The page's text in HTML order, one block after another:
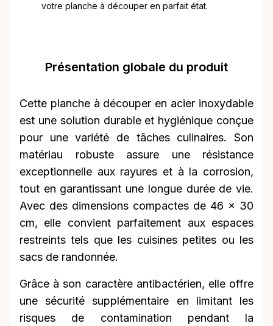
votre planche à découper en parfait état.
Présentation globale du produit
Cette planche à découper en acier inoxydable
est une solution durable et hygiénique conçue
pour une variété de tâches culinaires. Son
matériau robuste assure une résistance
exceptionnelle aux rayures et à la corrosion,
tout en garantissant une longue durée de vie.
Avec des dimensions compactes de 46 x 30
cm, elle convient parfaitement aux espaces
restreints tels que les cuisines petites ou les
sacs de randonnée.
Grâce à son caractère antibactérien, elle offre
une sécurité supplémentaire en limitant les
risques de contamination pendant la